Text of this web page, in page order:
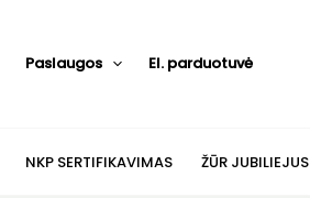
Paslaugos El. parduotuvė
NKP SERTIFIKAVIMAS ŽŪR JUBILIEJUS